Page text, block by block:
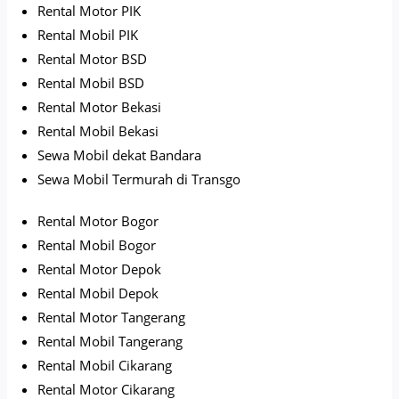
Rental Motor PIK
Rental Mobil PIK
Rental Motor BSD
Rental Mobil BSD
Rental Motor Bekasi
Rental Mobil Bekasi
Sewa Mobil dekat Bandara
Sewa Mobil Termurah di Transgo
Rental Motor Bogor
Rental Mobil Bogor
Rental Motor Depok
Rental Mobil Depok
Rental Motor Tangerang
Rental Mobil Tangerang
Rental Mobil Cikarang
Rental Motor Cikarang